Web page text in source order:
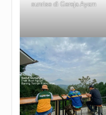
sunrise di Gereja Ayam